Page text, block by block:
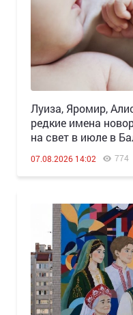
Луиза, Яромир,
редкие имена
на свет в июле в
07.08.2026 14:02 774